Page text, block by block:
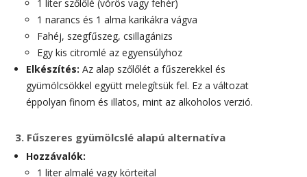
1 liter szőlőlé (vörös vagy fehér)
1 narancs és 1 alma karikákra vágva
Fahéj, szegfűszeg, csillagánizs
Egy kis citromlé az egyensúlyhoz
Elkészítés: Az alap szőlőlét a fűszerekkel és
gyümölcsökkel együtt melegítsük fel. Ez a változat
éppolyan finom és illatos, mint az alkoholos verzió.
3. Fűszeres gyümölcslé alapú alternatíva
Hozzávalók:
1 liter almalé vagy körteital